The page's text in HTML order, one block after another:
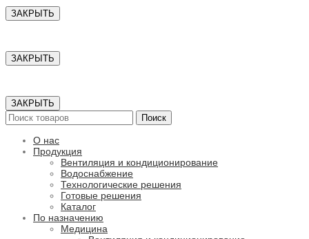
ЗАКРЫТЬ
ЗАКРЫТЬ
ЗАКРЫТЬ
Поиск
О нас
Продукция
Вентиляция и кондиционирование
Водоснабжение
Технологические решения
Готовые решения
Каталог
По назначению
Медицина